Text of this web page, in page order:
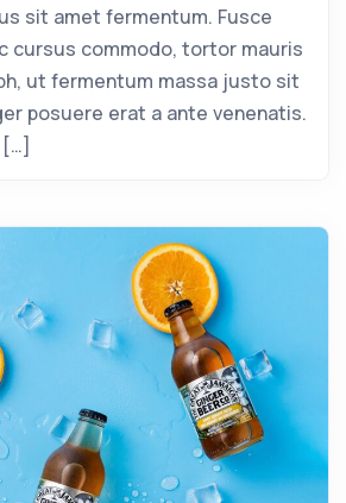
sit amet fermentum. Fusce
cursus commodo, tortor mauris
ut fermentum massa justo sit
posuere erat a ante venenatis.